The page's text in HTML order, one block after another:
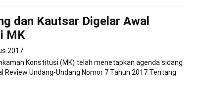
dan Kautsar Digelar Awal
MK
2017
Konstitusi (MK) telah menetapkan agenda sidang
Review Undang-Undang Nomor 7 Tahun 2017 Tentang